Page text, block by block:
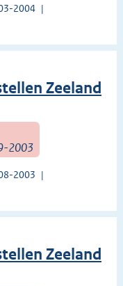
2004
Zeeland
2003
2003
Zeeland